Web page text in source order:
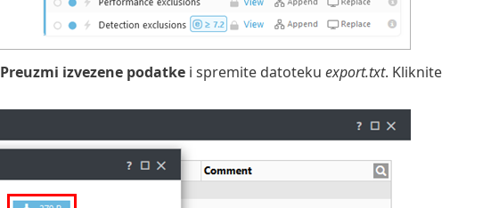
Preuzmi izvezene podatkei spremite datoteku export.txt. Kliknite